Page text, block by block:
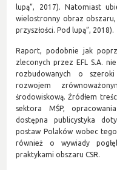
lupą”, 2017). Natomiast
wielostronny obraz
przyszłości. Pod lupą”, 2018).
Raport, podobnie jak
zleconych przez EFL S.A.
rozbudowanych o
rozwojem
środowiskową. Źródłem
sektora MŚP,
dostępna publicystyka
postaw Polaków wobec
również o wywiady
praktykami obszaru CSR.